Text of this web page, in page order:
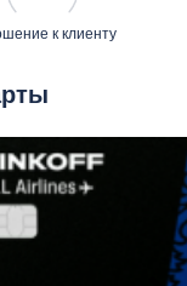
к клиенту